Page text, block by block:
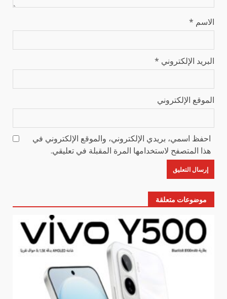
الاسم *
البريد الإلكتروني *
الموقع الإلكتروني
احفظ اسمي، بريدي الإلكتروني، والموقع الإلكتروني في
هذا المتصفح لاستخدامها المرة المقبلة في تعليقي.
موضوعات متعلقة